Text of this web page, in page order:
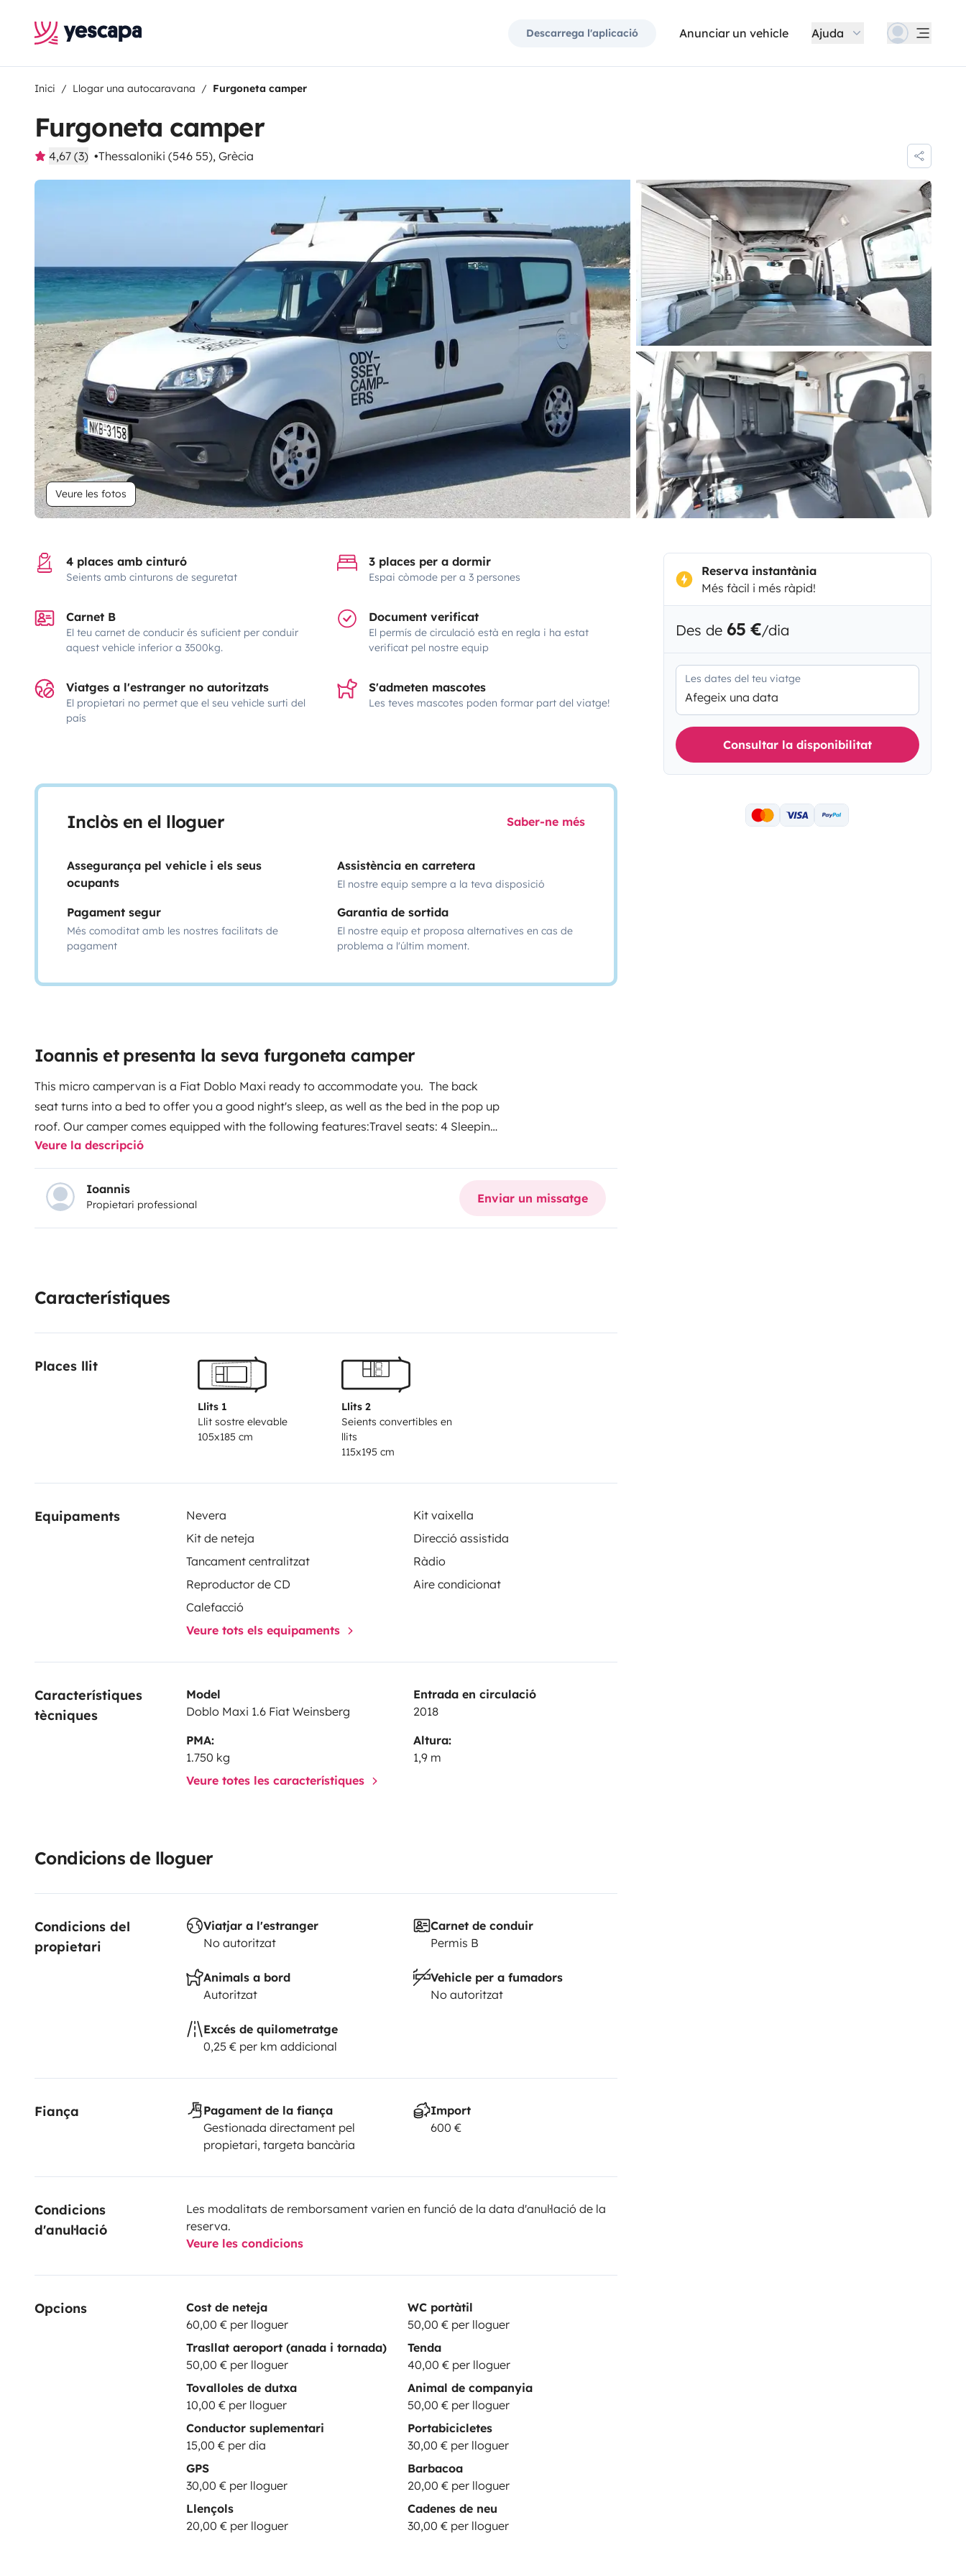
Descarrega l'aplicació Anunciar un vehicle Ajuda
Inici Llogar una autocaravana Furgoneta camper
Furgoneta camper
4,67 (3) Thessaloniki (546 55), Grècia
Veure les fotos
4 places amb cinturó
Seients amb cinturons de seguretat
3 places per a dormir
Espai còmode per a 3 persones
Carnet B
El teu carnet de conducir és suficient per conduir
aquest vehicle inferior a 3500kg.
Document verificat
El permís de circulació està en regla i ha estat
verificat pel nostre equip
Viatges a l'estranger no autoritzats
El propietari no permet que el seu vehicle surti del
país
S'admeten mascotes
Les teves mascotes poden formar part del viatge!
Inclòs en el lloguer Saber-ne més
Assegurança pel vehicle i els seus
ocupants
Assistència en carretera
El nostre equip sempre a la teva disposició
Pagament segur
Més comoditat amb les nostres facilitats de
pagament
Garantia de sortida
El nostre equip et proposa alternatives en cas de
problema a l'últim moment.
Ioannis et presenta la seva furgoneta camper
This micro campervan is a Fiat Doblo Maxi ready to accommodate you. The back
seat turns into a bed to offer you a good night's sleep, as well as the bed in the pop up
roof. Our camper comes equipped with the following features:Travel seats: 4 Sleeping
places: 3 or 4 if there are small children in the Pop-up roof
Solar panel Usb charger External socket for electrical supply Heating system in cabin
Compressor fridge Water tank Portable gas stove Kitchenware Cleaning kit Bed linen,
pillows, duvet Solar shower Fire extinguisher First aid kit Warning
triangle.Comprehensive insurance, bed linen, beach towels, sleeping bags, outdoor
Veure la descripció
Ioannis
Propietari professional Enviar un missatge
Característiques
Places llit
Llits 1
Llit sostre elevable
105x185 cm
Llits 2
Seients convertibles en
llits
115x195 cm
Equipaments Nevera
Kit vaixella
Kit de neteja
Direcció assistida
Tancament centralitzat
Ràdio
Reproductor de CD
Aire condicionat
Calefacció
Veure tots els equipaments
Característiques
tècniques
Model
Doblo Maxi 1.6 Fiat Weinsberg
Entrada en circulació
2018
PMA:
1.750 kg
Altura:
1,9 m
Veure totes les característiques
Condicions de lloguer
Condicions del
propietari
Viatjar a l'estranger
No autoritzat
Carnet de conduir
Permis B
Animals a bord
Autoritzat
Vehicle per a fumadors
No autoritzat
Excés de quilometratge
0,25 € per km addicional
Fiança
Pagament de la fiança
Gestionada directament pel
propietari, targeta bancària
Import
600 €
Condicions
d'anul·lació
Les modalitats de remborsament varien en funció de la data d'anul·lació de la
reserva.
Veure les condicions
Opcions
Cost de neteja
60,00 € per lloguer
WC portàtil
50,00 € per lloguer
Trasllat aeroport (anada i tornada)
50,00 € per lloguer
Tenda
40,00 € per lloguer
Tovalloles de dutxa
10,00 € per lloguer
Animal de companyia
50,00 € per lloguer
Conductor suplementari
15,00 € per dia
Portabicicletes
30,00 € per lloguer
GPS
30,00 € per lloguer
Barbacoa
20,00 € per lloguer
Llençols
20,00 € per lloguer
Cadenes de neu
30,00 € per lloguer
Reserva instantània
Més fàcil i més ràpid!
Des de 65 €/dia
Les dates del teu viatge
Afegeix una data
Consultar la disponibilitat